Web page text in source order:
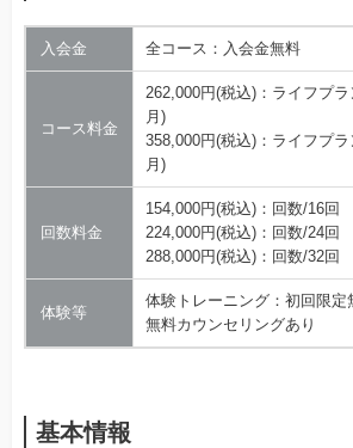
入会金 全コース：入会金無料
コース料金
262,000円(税込)：ライフプ
月)
358,000円(税込)：ライフプ
月)
回数料金
154,000円(税込)：回数/16回
224,000円(税込)：回数/24回
288,000円(税込)：回数/32回
体験等
体験トレーニング：初回限定
無料カウンセリングあり
基本情報